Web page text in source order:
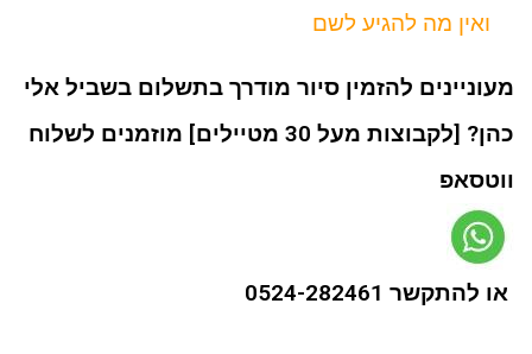
ואין מה להגיע לשם
מעוניינים להזמין סיור מודרך בתשלום בשביל אלי
כהן? [לקבוצות מעל 30 מטיילים] מוזמנים לשלוח
ווטסאפ
או להתקשר 0524-282461